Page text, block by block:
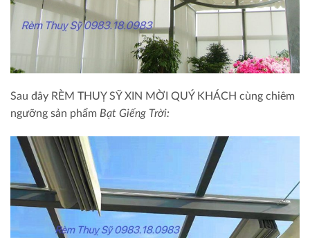
Sau đây RÈM THUỴ SỸ XIN MỜI QUÝ KHÁCH cùng chiêm
ngưỡng sản phẩm Bạt Giếng Trời: